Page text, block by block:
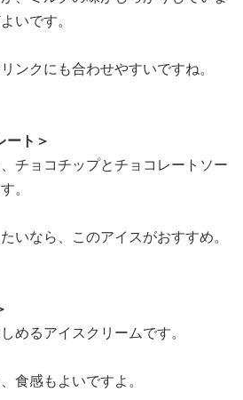
いです。
ンクにも合わせやすいですね。
ート＞
チョコチップとチョコレートソー
。
いなら、このアイスがおすすめ。
めるアイスクリームです。
食感もよいですよ。